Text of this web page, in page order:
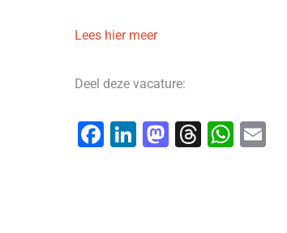
Lees hier meer
Deel deze vacature:
F
Li
M T
W